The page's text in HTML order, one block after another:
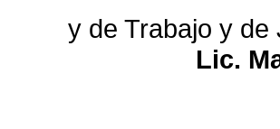
y de Trabajo y de
Lic.